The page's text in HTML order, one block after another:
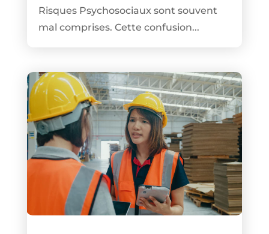
Risques Psychosociaux sont souvent
mal comprises. Cette confusion...